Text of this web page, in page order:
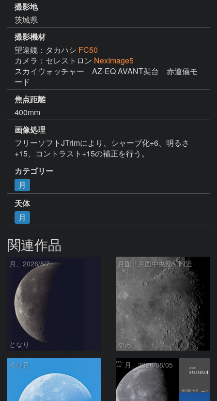
撮影地
茨城県
撮影機材
望遠鏡：タカハシ FC50
カメラ：セレストロン NexImage5
スカイウォッチャー　AZ-EQ AVANT架台　赤道儀モ
ード
焦点距離
400mm
画像処理
フリーソフトJTrimにより、シャープ化+6、明るさ
+15、コントラスト+15の補正を行う。
カテゴリー
月
天体
月
関連作品
月、2026/8/7
となり
月面「月面中央部」附近
かあ
今朝月 「月」2026/08/05